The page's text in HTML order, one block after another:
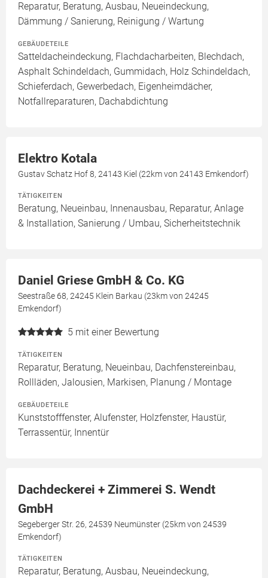
Reparatur, Beratung, Ausbau, Neueindeckung,
Dämmung / Sanierung, Reinigung / Wartung
GEBÄUDETEILE
Satteldacheindeckung, Flachdacharbeiten, Blechdach,
Asphalt Schindeldach, Gummidach, Holz Schindeldach,
Schieferdach, Gewerbedach, Eigenheimdächer,
Notfallreparaturen, Dachabdichtung
Elektro Kotala
Gustav Schatz Hof 8, 24143 Kiel (22km von 24143 Emkendorf)
TÄTIGKEITEN
Beratung, Neueinbau, Innenausbau, Reparatur, Anlage
& Installation, Sanierung / Umbau, Sicherheitstechnik
Daniel Griese GmbH & Co. KG
Seestraße 68, 24245 Klein Barkau (23km von 24245
Emkendorf)
5 mit einer Bewertung
TÄTIGKEITEN
Reparatur, Beratung, Neueinbau, Dachfenstereinbau,
Rollläden, Jalousien, Markisen, Planung / Montage
GEBÄUDETEILE
Kunststofffenster, Alufenster, Holzfenster, Haustür,
Terrassentür, Innentür
Dachdeckerei + Zimmerei S. Wendt
GmbH
Segeberger Str. 26, 24539 Neumünster (25km von 24539
Emkendorf)
TÄTIGKEITEN
Reparatur, Beratung, Ausbau, Neueindeckung,